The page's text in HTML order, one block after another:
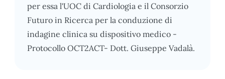
per essa l'UOC di Cardiologia e il Consorzio
Futuro in Ricerca per la conduzione di
indagine clinica su dispositivo medico -
Protocollo OCT2ACT- Dott. Giuseppe Vadalà.